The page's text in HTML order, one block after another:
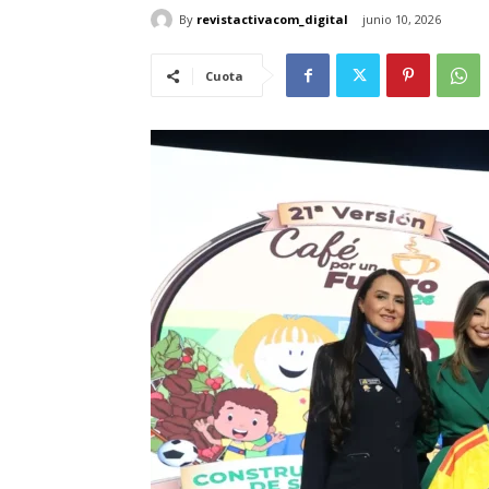
By revistactivacom_digital junio 10, 2026
Cuota